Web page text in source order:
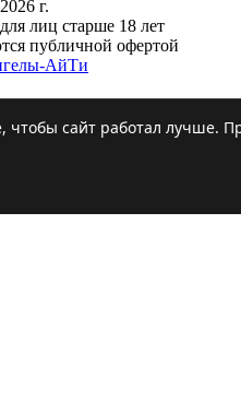
г.
лиц старше 18 лет
публичной офертой
АйТи
сайт работал лучше.